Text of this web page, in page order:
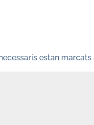
estan marcats